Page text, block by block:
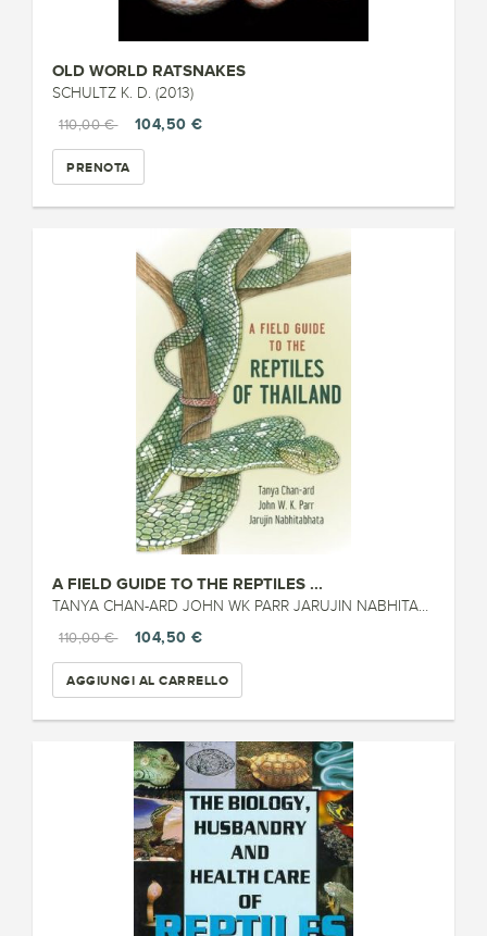
OLD WORLD RATSNAKES
SCHULTZ K. D. (2013)
110,00 €
104,50 €
PRENOTA
A FIELD GUIDE TO THE REPTILES ...
TANYA CHAN-ARD JOHN WK PARR JARUJIN NABHITABHATA (2015)
110,00 €
104,50 €
AGGIUNGI AL CARRELLO